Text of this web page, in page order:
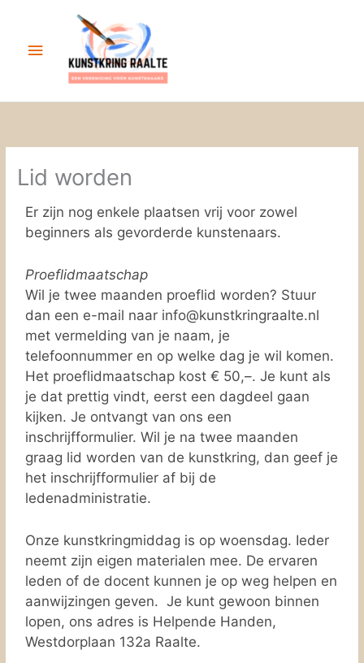
Hoofdmenu
Lid worden
Er zijn nog enkele plaatsen vrij voor zowel
beginners als gevorderde kunstenaars.
Proeflidmaatschap
Wil je twee maanden proeflid worden? Stuur
dan een e-mail naar info@kunstkringraalte.nl
met vermelding van je naam, je
telefoonnummer en op welke dag je wil komen.
Het proeflidmaatschap kost € 50,–. Je kunt als
je dat prettig vindt, eerst een dagdeel gaan
kijken. Je ontvangt van ons een
inschrijfformulier. Wil je na twee maanden
graag lid worden van de kunstkring, dan geef je
het inschrijfformulier af bij de
ledenadministratie.
Onze kunstkringmiddag is op woensdag. Ieder
neemt zijn eigen materialen mee. De ervaren
leden of de docent kunnen je op weg helpen en
aanwijzingen geven. Je kunt gewoon binnen
lopen, ons adres is Helpende Handen,
Westdorplaan 132a Raalte.